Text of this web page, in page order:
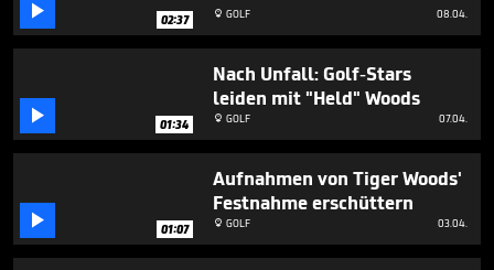
minute,
10 02:37  GOLF 08.04.
 01:34
Nach Unfall: Golf-Stars
leiden mit "Held" Woods
 GOLF 07.04.
 01:07
Aufnahmen von Tiger Woods'
Festnahme erschüttern
 GOLF 03.04.